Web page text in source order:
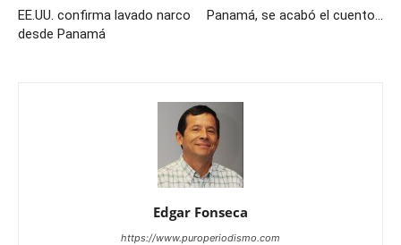
EE.UU. confirma lavado narco
desde Panamá
Panamá, se acabó el cuento…
Edgar Fonseca
https://www.puroperiodismo.com